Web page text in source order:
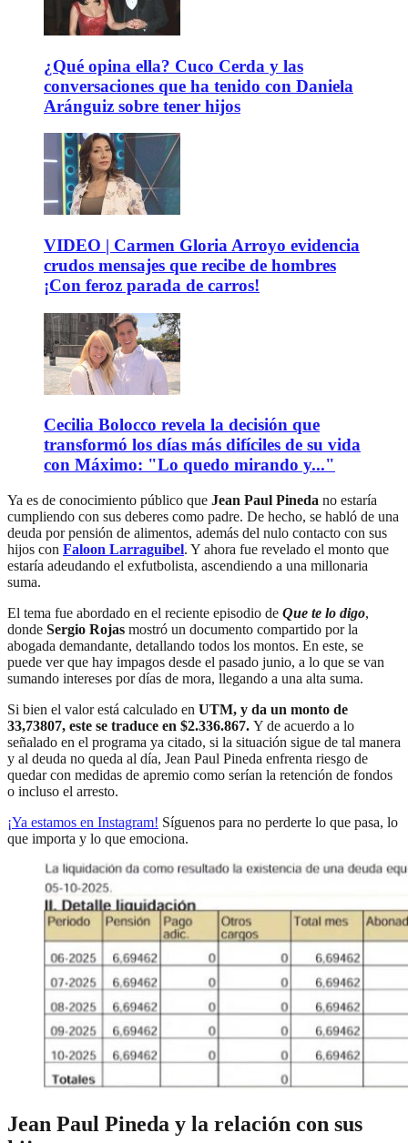
¿Qué opina ella? Cuco Cerda y las
conversaciones que ha tenido con Daniela
Aránguiz sobre tener hijos
VIDEO | Carmen Gloria Arroyo evidencia
crudos mensajes que recibe de hombres
¡Con feroz parada de carros!
Cecilia Bolocco revela la decisión que
transformó los días más difíciles de su vida
con Máximo: "Lo quedo mirando y..."
Ya es de conocimiento público que Jean Paul Pineda no estaría
cumpliendo con sus deberes como padre. De hecho, se habló de una
deuda por pensión de alimentos, además del nulo contacto con sus
hijos con Faloon Larraguibel. Y ahora fue revelado el monto que
estaría adeudando el exfutbolista, ascendiendo a una millonaria
suma.
El tema fue abordado en el reciente episodio de Que te lo digo,
donde Sergio Rojas mostró un documento compartido por la
abogada demandante, detallando todos los montos. En este, se
puede ver que hay impagos desde el pasado junio, a lo que se van
sumando intereses por días de mora, llegando a una alta suma.
Si bien el valor está calculado en UTM, y da un monto de
33,73807, este se traduce en $2.336.867. Y de acuerdo a lo
señalado en el programa ya citado, si la situación sigue de tal manera
y al deuda no queda al día, Jean Paul Pineda enfrenta riesgo de
quedar con medidas de apremio como serían la retención de fondos
o incluso el arresto.
¡Ya estamos en Instagram! Síguenos para no perderte lo que pasa, lo
que importa y lo que emociona.
Jean Paul Pineda y la relación con sus